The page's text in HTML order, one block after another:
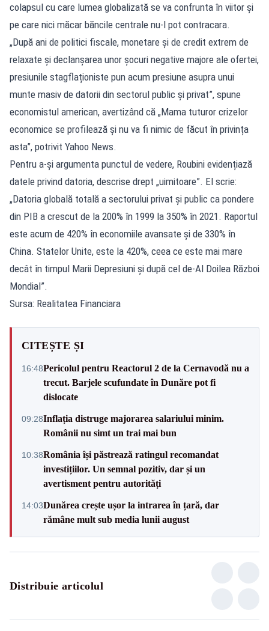
colapsul cu care lumea globalizată se va confrunta în viitor și
pe care nici măcar băncile centrale nu-l pot contracara.
„După ani de politici fiscale, monetare și de credit extrem de
relaxate și declanșarea unor șocuri negative majore ale ofertei,
presiunile stagflaționiste pun acum presiune asupra unui
munte masiv de datorii din sectorul public și privat”, spune
economistul american, avertizând că „Mama tuturor crizelor
economice se profilează și nu va fi nimic de făcut în privința
asta”, potrivit Yahoo News.
Pentru a-și argumenta punctul de vedere, Roubini evidențiază
datele privind datoria, descrise drept „uimitoare”. El scrie:
„Datoria globală totală a sectorului privat și public ca pondere
din PIB a crescut de la 200% în 1999 la 350% în 2021. Raportul
este acum de 420% în economiile avansate și de 330% în
China. Statelor Unite, este la 420%, ceea ce este mai mare
decât în timpul Marii Depresiuni și după cel de-Al Doilea Război
Mondial”.
Sursa: Realitatea Financiara
CITEȘTE ȘI
16:48Pericolul pentru Reactorul 2 de la Cernavodă nu a
trecut. Barjele scufundate în Dunăre pot fi
dislocate
09:28Inflația distruge majorarea salariului minim.
Românii nu simt un trai mai bun
10:38România își păstrează ratingul recomandat
investițiilor. Un semnal pozitiv, dar și un
avertisment pentru autorități
14:03Dunărea crește ușor la intrarea în țară, dar
rămâne mult sub media lunii august
Distribuie articolul